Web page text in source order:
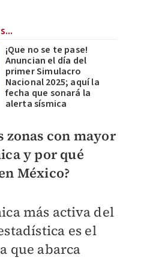
¡Que no se te pase!
Anuncian el día del
primer Simulacro
Nacional 2025; aquí la
fecha que sonará la
alerta sísmica
zonas con mayor
y por qué
México?
más activa del
es el
que abarca